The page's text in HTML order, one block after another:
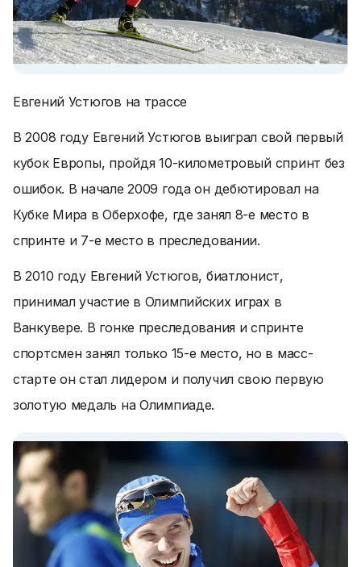
Евгений Устюгов на трассе
В 2008 году Евгений Устюгов выиграл свой первый
кубок Европы, пройдя 10-километровый спринт без
ошибок. В начале 2009 года он дебютировал на
Кубке Мира в Оберхофе, где занял 8-е место в
спринте и 7-е место в преследовании.
В 2010 году Евгений Устюгов, биатлонист,
принимал участие в Олимпийских играх в
Ванкувере. В гонке преследования и спринте
спортсмен занял только 15-е место, но в масс-
старте он стал лидером и получил свою первую
золотую медаль на Олимпиаде.